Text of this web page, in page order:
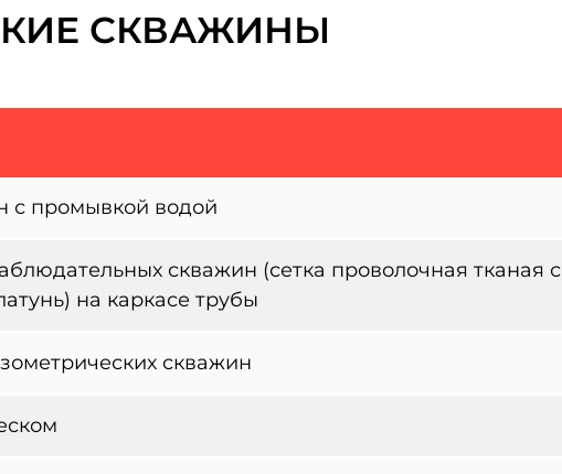
СКВАЖИНЫ
с промывкой водой
скважин (сетка проволочная тканая с
на каркасе трубы
скважин